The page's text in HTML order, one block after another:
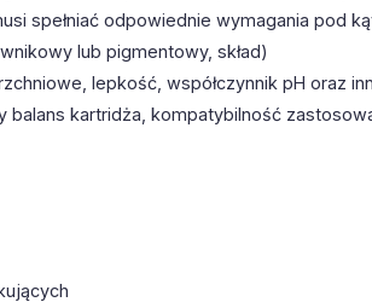
spełniać odpowiednie wymagania pod
lub pigmentowy, skład)
lepkość, współczynnik pH oraz
kartridża, kompatybilność